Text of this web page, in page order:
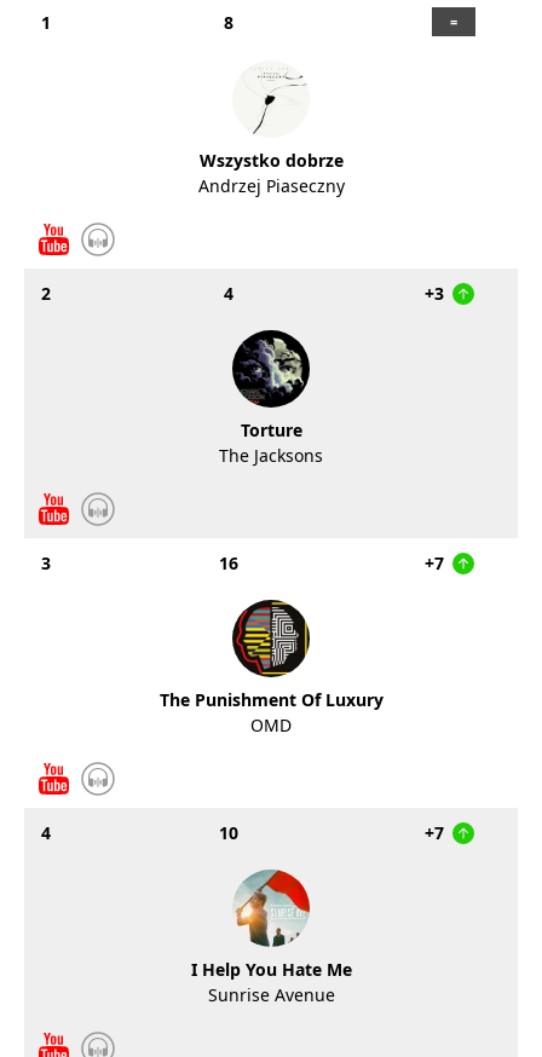
1 8
Wszystko dobrze
Andrzej Piaseczny
2 4 +3
Torture
The Jacksons
3 16 +7
The Punishment Of Luxury
OMD
4 10 +7
I Help You Hate Me
Sunrise Avenue